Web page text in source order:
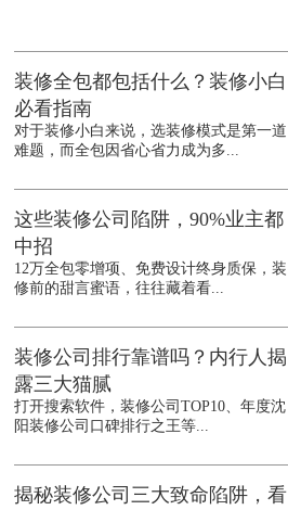
装修全包都包括什么？装修小白
必看指南
对于装修小白来说，选装修模式是第一道
难题，而全包因省心省力成为多...
这些装修公司陷阱，90%业主都
中招
12万全包零增项、免费设计终身质保，装
修前的甜言蜜语，往往藏着看...
装修公司排行靠谱吗？内行人揭
露三大猫腻
打开搜索软件，装修公司TOP10、年度沈
阳装修公司口碑排行之王等...
揭秘装修公司三大致命陷阱，看